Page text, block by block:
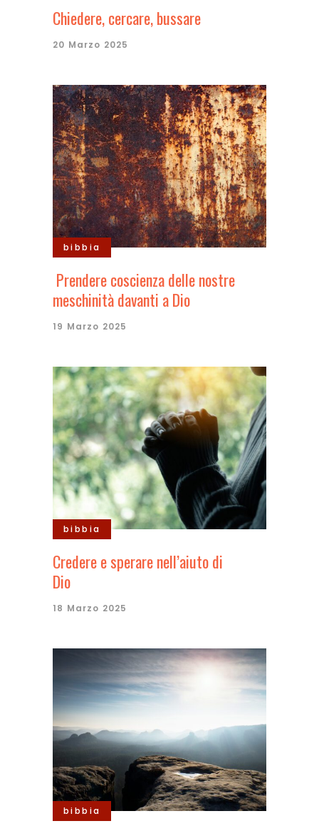
Chiedere, cercare, bussare
20 Marzo 2025
bibbia
Prendere coscienza delle nostre
meschinità davanti a Dio
19 Marzo 2025
bibbia
Credere e sperare nell’aiuto di
Dio
18 Marzo 2025
bibbia